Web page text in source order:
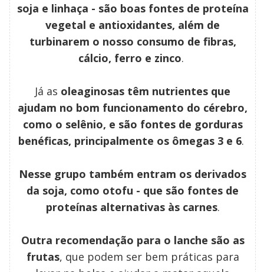
soja e linhaça - são boas fontes de proteína
vegetal e antioxidantes, além de
turbinarem o nosso consumo de fibras,
cálcio, ferro e zinco.
Já as oleaginosas têm nutrientes que
ajudam no bom funcionamento do cérebro,
como o selênio, e são fontes de gorduras
benéficas, principalmente os ômegas 3 e 6.
Nesse grupo também entram os derivados
da soja, como otofu - que são fontes de
proteínas alternativas às carnes.
Outra recomendação para o lanche são as
frutas, que podem ser bem práticas para